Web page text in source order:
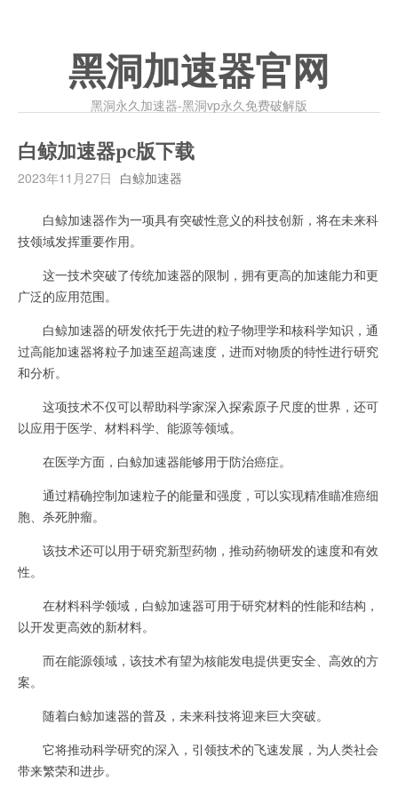
黑洞加速器官网
黑洞永久加速器-黑洞vp永久免费破解版
白鲸加速器pc版下载
2023年11月27日 白鲸加速器
白鲸加速器作为一项具有突破性意义的科技创新，将在未来科
技领域发挥重要作用。
这一技术突破了传统加速器的限制，拥有更高的加速能力和更
广泛的应用范围。
白鲸加速器的研发依托于先进的粒子物理学和核科学知识，通
过高能加速器将粒子加速至超高速度，进而对物质的特性进行研究
和分析。
这项技术不仅可以帮助科学家深入探索原子尺度的世界，还可
以应用于医学、材料科学、能源等领域。
在医学方面，白鲸加速器能够用于防治癌症。
通过精确控制加速粒子的能量和强度，可以实现精准瞄准癌细
胞、杀死肿瘤。
该技术还可以用于研究新型药物，推动药物研发的速度和有效
性。
在材料科学领域，白鲸加速器可用于研究材料的性能和结构，
以开发更高效的新材料。
而在能源领域，该技术有望为核能发电提供更安全、高效的方
案。
随着白鲸加速器的普及，未来科技将迎来巨大突破。
它将推动科学研究的深入，引领技术的飞速发展，为人类社会
带来繁荣和进步。